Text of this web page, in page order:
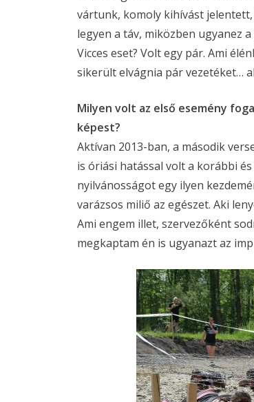
vártunk, komoly kihívást
legyen a táv, miközben ugyanez
Vicces eset? Volt egy pár. Ami
sikerült elvágnia pár vezetéket…
Milyen volt az első esemény
képest?
Aktívan 2013-ban, a második
is óriási hatással volt a korábbi
nyilvánosságot egy ilyen
varázsos miliő az egészet. Aki
Ami engem illet, szervezőként
megkaptam én is ugyanazt az